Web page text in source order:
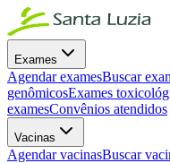
Exames
Agendar examesBuscar
genômicosExames
examesConvênios atendidos
Vacinas
Agendar vacinasBuscar